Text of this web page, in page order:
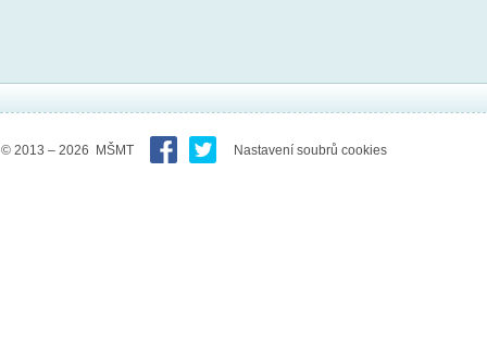
© 2013 – 2026 MŠMT Nastavení soubrů cookies